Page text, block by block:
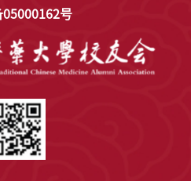
05000162号